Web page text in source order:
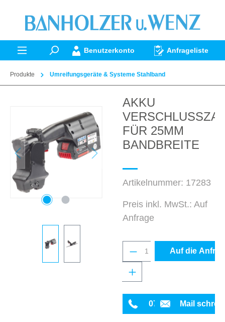
springen
Benutzerkonto Anfrageliste
Produkte Umreifungsgeräte & Systeme Stahlband
AKKU
FÜR 25MM
BANDBREITE
Artikelnummer: 17283
Preis inkl. MwSt.: Auf
Anfrage
Produkt Anzahl:
Auf die
0711 342934-0
Mail